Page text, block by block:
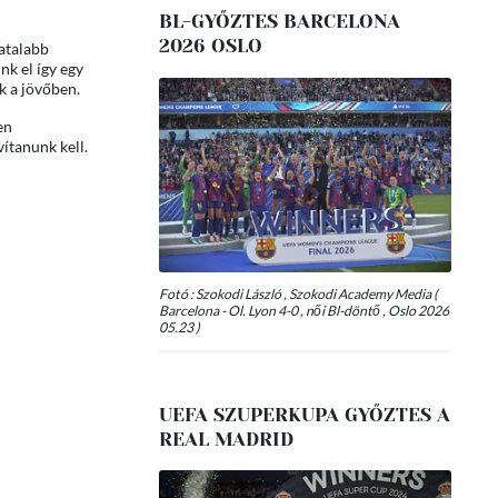
el így egy
a jövőben.
kell.
BL-GYŐZTES BARCELONA
2026 OSLO
Fotó : Szokodi László , Szokodi Academy Media (
Barcelona - Ol. Lyon 4-0 , női Bl-döntő , Oslo 2026
05.23 )
UEFA SZUPERKUPA GYŐZTES A
REAL MADRID